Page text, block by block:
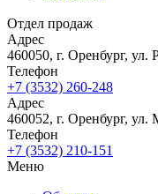
Отдел продаж
Адрес
460050, г. Оренбург, ул.
Телефон
+7 (3532) 260-248
Адрес
460052, г. Оренбург,
Телефон
+7 (3532) 210-151
Меню